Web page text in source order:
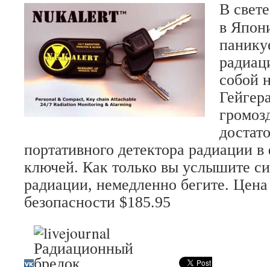
В
в
собой
портативного детектора радиации
ключей. Как только вы услышите
радиации, немедленно бегите.
безопасности $185.95